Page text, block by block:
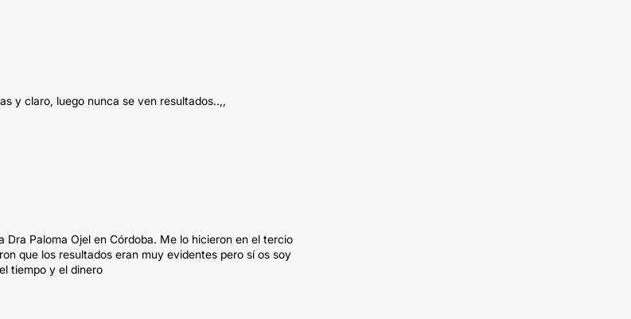
y claro, luego nunca se ven resultados..,,
Paloma Ojel en Córdoba. Me lo hicieron en el tercio
que los resultados eran muy evidentes pero sí os soy
tiempo y el dinero